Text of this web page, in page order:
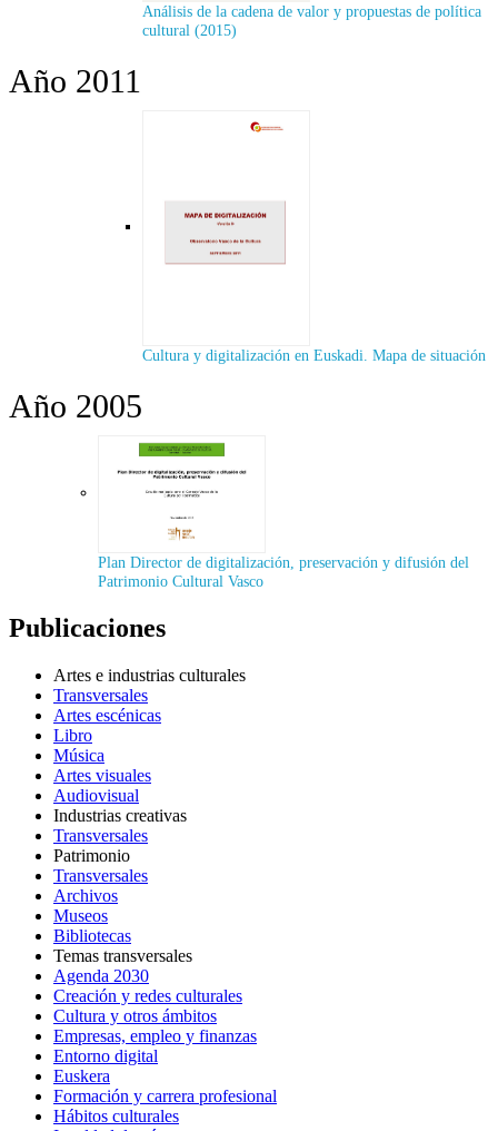
Análisis de la cadena de valor y propuestas de política
cultural (2015)
Año 2011
Cultura y digitalización en Euskadi. Mapa de situación
Año 2005
Plan Director de digitalización, preservación y difusión del
Patrimonio Cultural Vasco
Publicaciones
Artes e industrias culturales
Transversales
Artes escénicas
Libro
Música
Artes visuales
Audiovisual
Industrias creativas
Transversales
Patrimonio
Transversales
Archivos
Museos
Bibliotecas
Temas transversales
Agenda 2030
Creación y redes culturales
Cultura y otros ámbitos
Empresas, empleo y finanzas
Entorno digital
Euskera
Formación y carrera profesional
Hábitos culturales